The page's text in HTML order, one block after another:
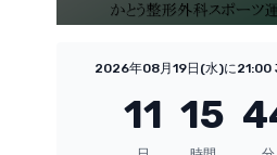
2026年08月19日(水)に21:00